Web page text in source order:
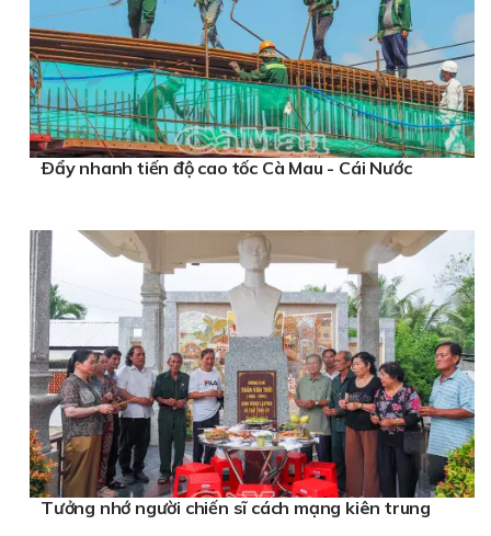
Ðẩy nhanh tiến độ cao tốc Cà Mau - Cái Nước
Tưởng nhớ người chiến sĩ cách mạng kiên trung